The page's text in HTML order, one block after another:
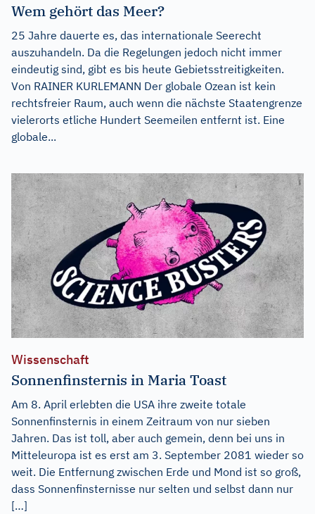
Wem gehört das Meer?
25 Jahre dauerte es, das internationale Seerecht
auszuhandeln. Da die Regelungen jedoch nicht immer
eindeutig sind, gibt es bis heute Gebietsstreitigkeiten.
Von RAINER KURLEMANN Der globale Ozean ist kein
rechtsfreier Raum, auch wenn die nächste Staatengrenze
vielerorts etliche Hundert Seemeilen entfernt ist. Eine
globale...
Wissenschaft
Sonnenfinsternis in Maria Toast
Am 8. April erlebten die USA ihre zweite totale
Sonnenfinsternis in einem Zeitraum von nur sieben
Jahren. Das ist toll, aber auch gemein, denn bei uns in
Mitteleuropa ist es erst am 3. September 2081 wieder so
weit. Die Entfernung zwischen Erde und Mond ist so groß,
dass Sonnenfinsternisse nur selten und selbst dann nur
[…]